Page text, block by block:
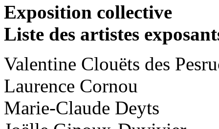
Exposition collective
Liste des artistes
Valentine Clouëts des
Laurence Cornou
Marie-Claude Deyts